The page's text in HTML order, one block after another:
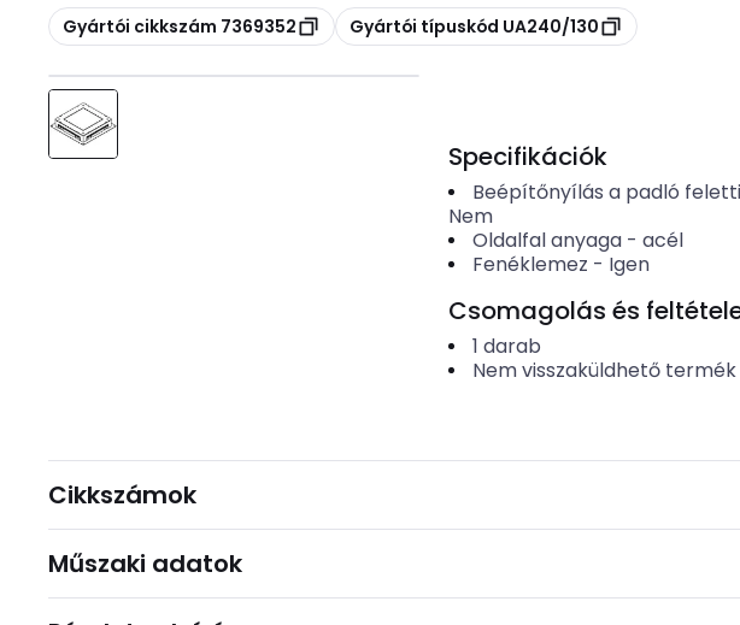
Másolás
Gyártói cikkszám 7369352 Másolás
Gyártói típuskód UA240/130
Specifikációk
Beépítőnyílás a padló
Nem
Oldalfal anyaga- acél
Fenéklemez - Igen
Csomagolás és
1 darab
Nem visszaküldhető termék
Cikkszámok
Műszaki adatok